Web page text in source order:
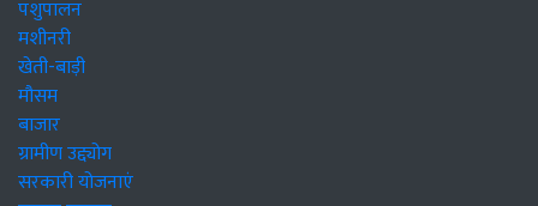
पशुपालन
मशीनरी
खेती-बाड़ी
मौसम
बाजार
ग्रामीण उद्द्योग
सरकारी योजनाएं